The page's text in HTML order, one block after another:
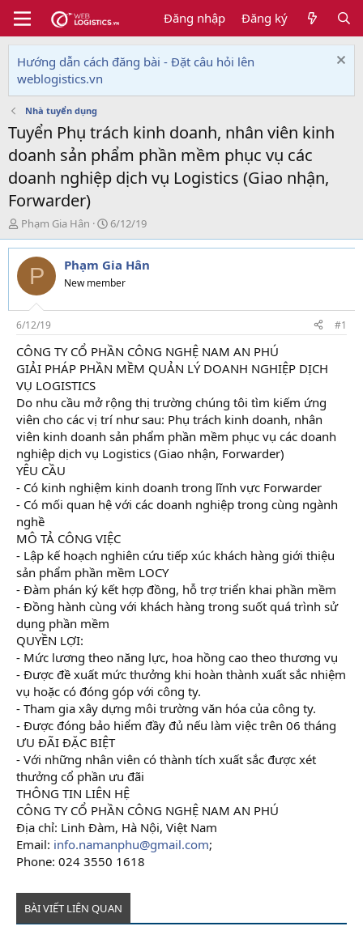
Đăng nhập Đăng ký
Hướng dẫn cách đăng bài - Đặt câu hỏi lên
weblogistics.vn
Nhà tuyển dụng
Tuyển Phụ trách kinh doanh, nhân viên kinh
doanh sản phẩm phần mềm phục vụ các
doanh nghiệp dịch vụ Logistics (Giao nhận,
Forwarder)
T
h
r
e
d
s
t
a
r
t
e
r
Phạm Gia Hân
N
g
à
y
g
i
6/12/19
P Phạm Gia Hân
New member
6/12/19 #1
CÔNG TY CỔ PHẦN CÔNG NGHỆ NAM AN PHÚ
GIẢI PHÁP PHẦN MỀM QUẢN LÝ DOANH NGHIỆP DỊCH
VỤ LOGISTICS
Do nhu cầu mở rộng thị trường chúng tôi tìm kiếm ứng
viên cho các vị trí như sau: Phụ trách kinh doanh, nhân
viên kinh doanh sản phẩm phần mềm phục vụ các doanh
nghiệp dịch vụ Logistics (Giao nhận, Forwarder)
YÊU CẦU
- Có kinh nghiệm kinh doanh trong lĩnh vực Forwarder
- Có mối quan hệ với các doanh nghiệp trong cùng ngành
nghề
MÔ TẢ CÔNG VIỆC
- Lập kế hoạch nghiên cứu tiếp xúc khách hàng giới thiệu
sản phẩm phần mềm LOCY
- Đàm phán ký kết hợp đồng, hỗ trợ triển khai phần mềm
- Đồng hành cùng với khách hàng trong suốt quá trình sử
dụng phần mềm
QUYỀN LỢI:
- Mức lương theo năng lực, hoa hồng cao theo thương vụ
- Được đề xuất mức thưởng khi hoàn thành xuất sắc nhiệm
vụ hoặc có đóng góp với công ty.
- Tham gia xây dựng môi trường văn hóa của công ty.
- Được đóng bảo hiểm đầy đủ nếu làm việc trên 06 tháng
ƯU ĐÃI ĐẶC BIỆT
- Với những nhân viên có thành tích xuất sắc được xét
thưởng cổ phần ưu đãi
THÔNG TIN LIÊN HỆ
CÔNG TY CỔ PHẦN CÔNG NGHỆ NAM AN PHÚ
Địa chỉ: Linh Đàm, Hà Nội, Việt Nam
Email: info.namanphu@gmail.com;
Phone: 024 3550 1618
BÀI VIẾT LIÊN QUAN